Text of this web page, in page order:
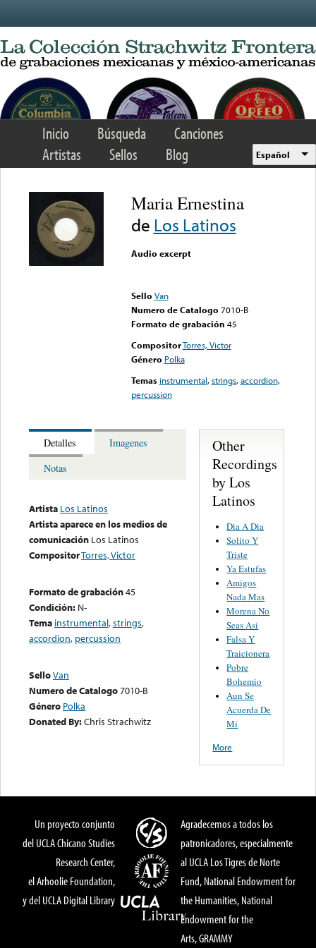
Inicio Búsqueda
Canciones
Artistas
Sellos Blog Español
Maria Ernestina
de Los Latinos
Audio excerpt
Sello Van
Numero de Catalogo 7010-B
Formato de grabación 45
CompositorTorres, Victor
Género Polka
Temas instrumental,strings,accordion,
percussion
Detalles
Imagenes
Notas
Artista Los Latinos
Artista aparece en los medios de
comunicación Los Latinos
CompositorTorres, Victor
Formato de grabación45
Condición: N-
Tema instrumental,strings,
accordion, percussion
SelloVan
Numero de Catalogo7010-B
Género Polka
Donated By:Chris Strachwitz
Other
Recordings
by Los
Latinos
Dia A Dia
Solito Y
Triste
Ya Estufas
Amigos
Nada Mas
Morena No
Seas Asi
Falsa Y
Traicionera
Pobre
Bohemio
Aun Se
Acuerda De
Mi
More
Un proyecto conjunto
del UCLA Chicano Studies
Research Center,
el Arhoolie Foundation,
y del UCLA Digital Library
Agradecemos a todos los
patronicadores, especialmente
al UCLA Los Tigres de Norte
Fund, National Endowment for
the Humanities, National
Endowment for the
Arts, GRAMMY